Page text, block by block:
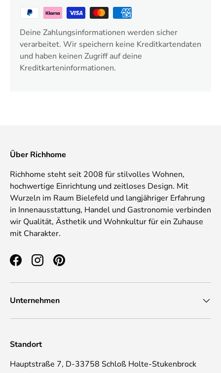
Deine Zahlungsinformationen werden sicher
verarbeitet. Wir speichern keine Kreditkartendaten
und haben keinen Zugriff auf deine
Kreditkarteninformationen.
Über Richhome
Richhome steht seit 2008 für stilvolles Wohnen,
hochwertige Einrichtung und zeitloses Design. Mit
Wurzeln im Raum Bielefeld und langjähriger Erfahrung
in Innenausstattung, Handel und Gastronomie verbinden
wir Qualität, Ästhetik und Wohnkultur für ein Zuhause
mit Charakter.
FacebookInstagramPinterest
Unternehmen
Standort
Hauptstraße 7, D-33758 Schloß Holte-Stukenbrock